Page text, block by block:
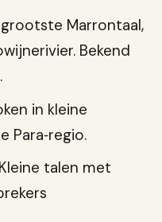
Marrontaal,
Bekend
in kleine
Para‑regio.
talen met